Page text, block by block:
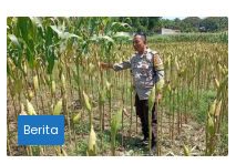
Berita